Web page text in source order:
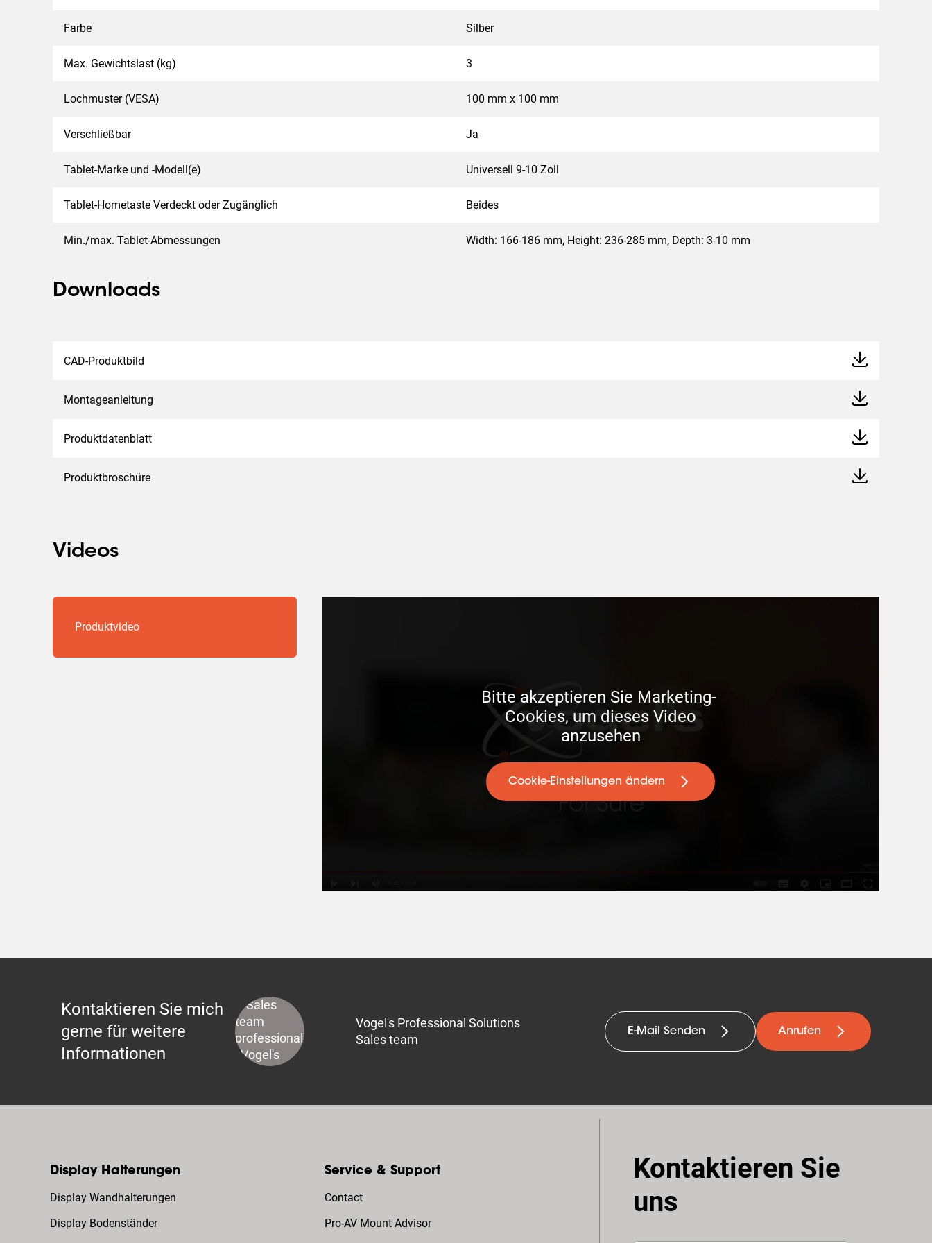
Farbe Silber
Max. Gewichtslast (kg) 3
Lochmuster (VESA) 100 mm x 100 mm
Verschließbar Ja
Tablet-Marke und -Modell(e) Universell 9-10 Zoll
Tablet-Hometaste Verdeckt oder Zugänglich Beides
Min./max. Tablet-Abmessungen Width: 166-186 mm, Height: 236-285 mm, Depth: 3-10 mm
Downloads
CAD-Produktbild
Montageanleitung
Produktdatenblatt
Produktbroschüre
Videos
Produktvideo
Bitte akzeptieren Sie Marketing-
Cookies, um dieses Video
anzusehen
Cookie-Einstellungen ändern
Kontaktieren Sie mich
gerne für weitere
Informationen
Vogel's Professional Solutions
Sales team
E-Mail Senden Anrufen
Display Halterungen
Display Wandhalterungen
Display Bodenständer
Service & Support
Contact
Pro-AV Mount Advisor
Kontaktieren Sie
uns